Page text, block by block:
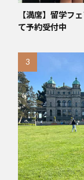
【満席】留学フ
て予約受付中